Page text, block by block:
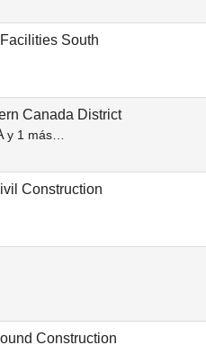
South
Canada District
y 1 más…
Construction
Construction